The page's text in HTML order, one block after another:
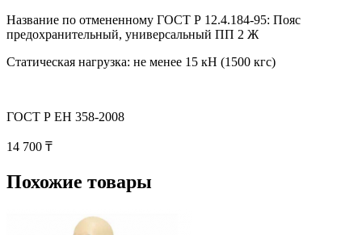
Название по отмененному ГОСТ Р 12.4.184-95: Пояс
предохранительный, универсальный ПП 2 Ж
Статическая нагрузка: не менее 15 кН (1500 кгс)
ГОСТ Р ЕН 358-2008
14 700 ₸
Похожие товары